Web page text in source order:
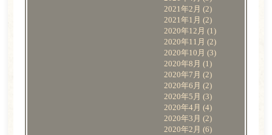
2021年2月 (2)
2021年1月 (2)
2020年12月 (1)
2020年11月 (2)
2020年10月 (3)
2020年8月 (1)
2020年7月 (2)
2020年6月 (2)
2020年5月 (3)
2020年4月 (4)
2020年3月 (2)
2020年2月 (6)